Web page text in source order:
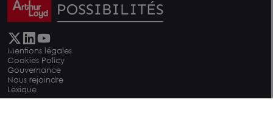
Mentions légales
Cookies Policy
Gouvernance
Nous rejoindre
Lexique